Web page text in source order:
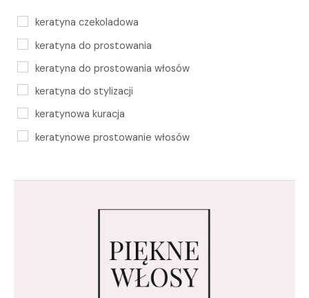
keratyna czekoladowa
keratyna do prostowania
keratyna do prostowania włosów
keratyna do stylizacji
keratynowa kuracja
keratynowe prostowanie włosów
nanoplastia
nanoplastia włosów
odżywienie włosów
pielęgnacja włosów z acai